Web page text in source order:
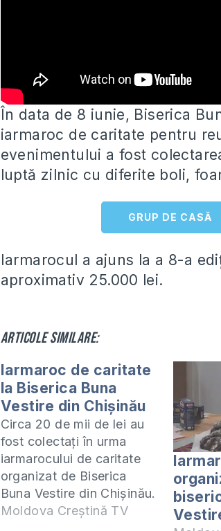
În data de 8 iunie, Biserica
iarmaroc de caritate pentru
evenimentului a fost
luptă zilnic cu diferite boli,
GRUP DE CASĂ
Iarmarocul a ajuns la a 8-a
aproximativ 25.000 lei.
Articole similare:
Iarmaroc de caritate
la Biserica Buna
Vestire din Chișinău
Circa 20 de mii de lei au
fost colectați în urma
iarmarocului de caritate
organizat de Biserica
Buna Vestire din Chișinău.
Din banii adunați vor fi
Moldova Creștină TV